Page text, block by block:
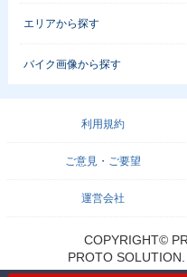
エリアから探す
バイク画像から探す
利用規約
ご意見・ご要望
運営会社
COPYRIGHT©
PROTO